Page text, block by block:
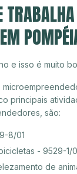
e isso é muito
principais
são:
8/01
- 9529-1/
de